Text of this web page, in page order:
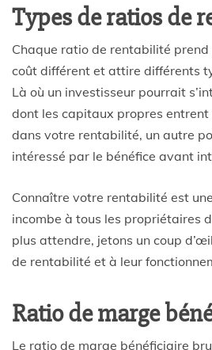
Types de ratios de
Chaque ratio de rentabilité
coût différent et attire différents
Là où un investisseur pourrait
dont les capitaux propres entrent
dans votre rentabilité, un autre
intéressé par le bénéfice avant
Connaître votre rentabilité est
incombe à tous les propriétaires
plus attendre, jetons un coup
de rentabilité et à leur
Ratio de marge
Le ratio de marge bénéficiaire